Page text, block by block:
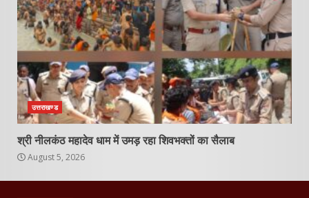
उत्तराखण्ड
श्री नीलकंठ महादेव धाम में उमड़ रहा शिवभक्तों का सैलाब
August 5, 2026